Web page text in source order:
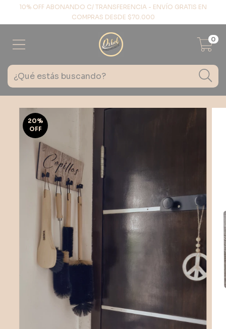
10% OFF ABONANDO C/ TRANSFERENCIA - ENVÍO GRATIS EN
COMPRAS DESDE $70.000
0
20%
OFF